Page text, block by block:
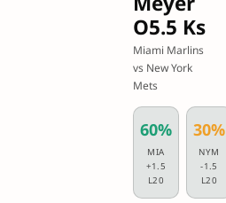
O5.5 Ks
Miami Marlins
vs New York
Mets
60%
MIA
+1.5
L20
30%
NYM
-1.5
L20